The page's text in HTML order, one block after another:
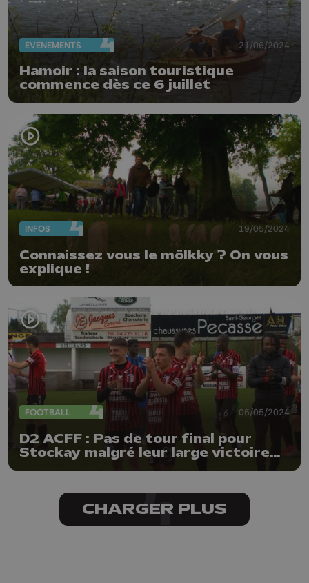
EVÈNEMENTS 21/06/2024
Hamoir : la saison touristique
commence dès ce 6 juillet
INFOS 19/05/2024
Connaissez vous le mölkky ? On vous
explique !
FOOTBALL 05/05/2024
D2 ACFF : Pas de tour final pour
Stockay malgré leur large victoire
CHARGER PLUS